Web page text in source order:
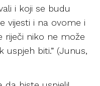
i koji se budu
vijesti i na ovome i
riječi niko ne može
uspjeh biti.” (Junus,